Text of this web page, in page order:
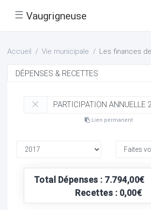
☰ Vaugrigneuse
Accueil Vie municipale Les finances
Lien permanent
Total Dépenses :
Recettes : 0,00€